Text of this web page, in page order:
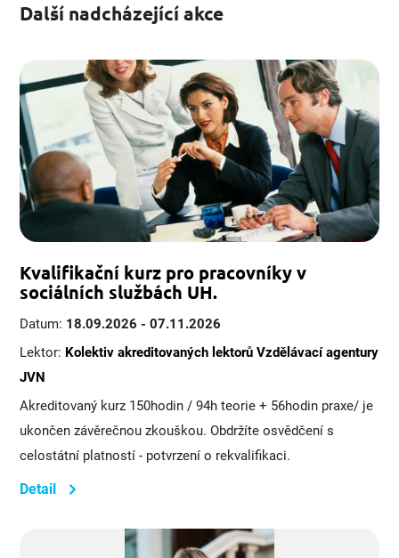
Další nadcházející akce
Kvalifikační kurz pro pracovníky v
sociálních službách UH.
Datum: 18.09.2026 - 07.11.2026
Lektor: Kolektiv akreditovaných lektorů Vzdělávací agentury
JVN
Akreditovaný kurz 150hodin / 94h teorie + 56hodin praxe/ je
ukončen závěrečnou zkouškou. Obdržíte osvědčení s
celostátní platností - potvrzení o rekvalifikaci.
Detail